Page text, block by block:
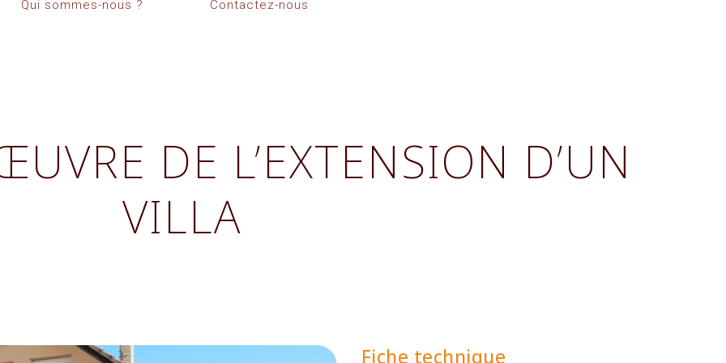
Qui sommes-nous ? Contactez-nous
DE L’EXTENSION D’UN
VILLA
Fiche technique